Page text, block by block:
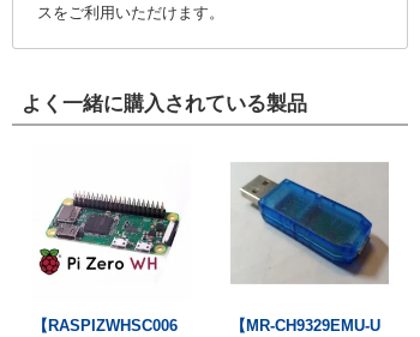
スをご利用いただけます。
よく一緒に購入されている製品
【RASPIZWHSC006
【MR-CH9329EMU-U